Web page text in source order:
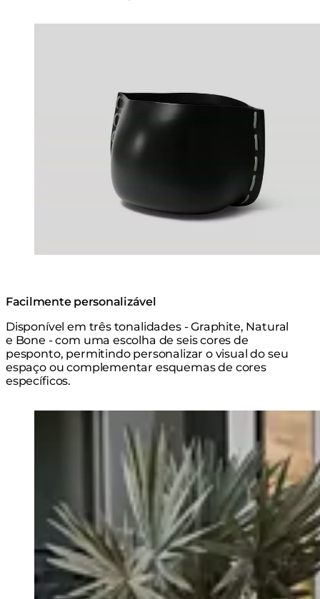
Facilmente personalizável
Disponível em três tonalidades - Graphite, Natural
e Bone - com uma escolha de seis cores de
pesponto, permitindo personalizar o visual do seu
espaço ou complementar esquemas de cores
específicos.